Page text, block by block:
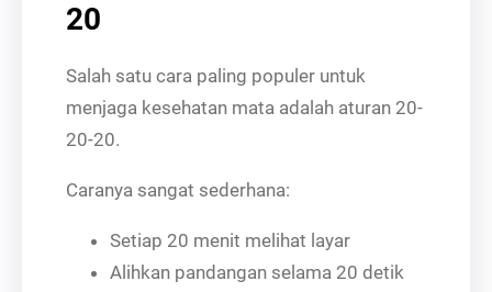
20
Salah satu cara paling populer untuk
menjaga kesehatan mata adalah aturan 20-
20-20.
Caranya sangat sederhana:
Setiap 20 menit melihat layar
Alihkan pandangan selama 20 detik